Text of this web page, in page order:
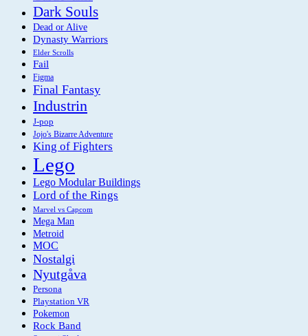
Dark Souls
Dead or Alive
Dynasty Warriors
Elder Scrolls
Fail
Figma
Final Fantasy
Industrin
J-pop
Jojo's Bizarre Adventure
King of Fighters
Lego
Lego Modular Buildings
Lord of the Rings
Marvel vs Capcom
Mega Man
Metroid
MOC
Nostalgi
Nyutgåva
Persona
Playstation VR
Pokemon
Rock Band